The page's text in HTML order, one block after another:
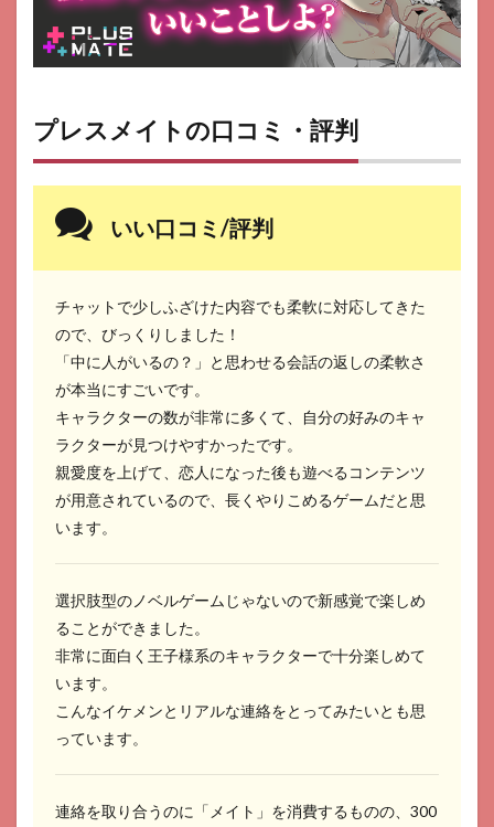
イト
の主
人公
は誰
8.2
プラ
スメ
イト
のメ
とは
す
か？
8.3
プラ
イト
の就
寝時
間
は？
8.4
プラ
イト
で別
れを
切り
出さ
のは
どう
て？
8.5
プレスメイトの口コミ・評判
いい口コミ/評判
チャットで少しふざけた内容でも柔軟に対応してきた
ので、びっくりしました！
「中に人がいるの？」と思わせる会話の返しの柔軟さ
が本当にすごいです。
キャラクターの数が非常に多くて、自分の好みのキャ
ラクターが見つけやすかったです。
親愛度を上げて、恋人になった後も遊べるコンテンツ
が用意されているので、長くやりこめるゲームだと思
います。
選択肢型のノベルゲームじゃないので新感覚で楽しめ
ることができました。
非常に面白く王子様系のキャラクターで十分楽しめて
います。
こんなイケメンとリアルな連絡をとってみたいとも思
っています。
連絡を取り合うのに「メイト」を消費するものの、300